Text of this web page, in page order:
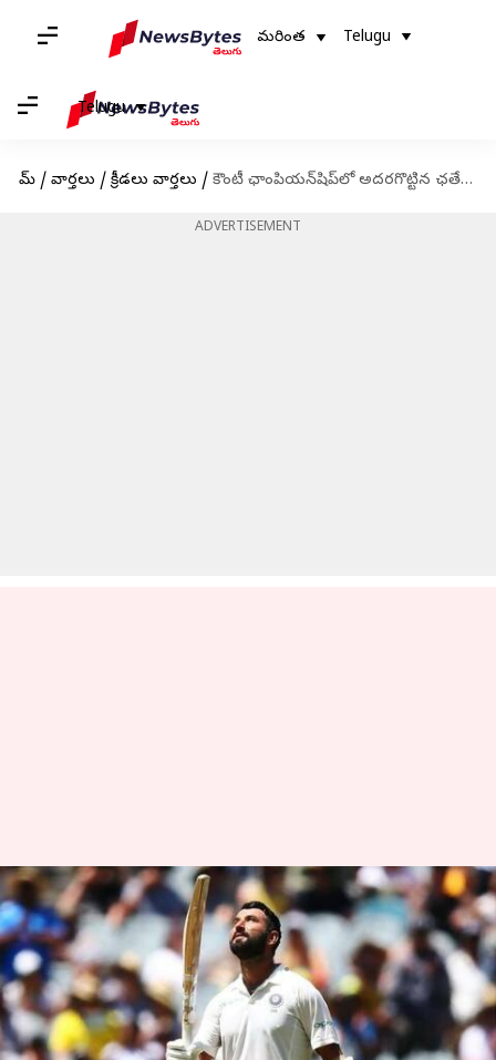
మరింత Telugu
Telugu
హోమ్ / వార్తలు / క్రీడలు వార్తలు / కౌంటీ ఛాంపియన్‌షిప్‌లో అదరగొట్టిన ఛతేశ్వర్ పుజారా
ADVERTISEMENT
కౌంటీ ఛాంపియన్‌షిప్‌లో అదరగొట్టిన
ఛతేశ్వర్ పుజారా
వ్రాసిన వారు Jayachandra Akuri Apr 10, 2023 01:05 pm
ఈ వార్తాకథనం ఏంటి